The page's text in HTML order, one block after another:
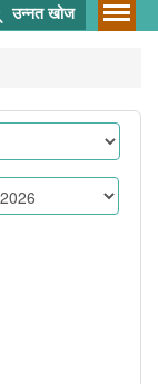
उन्नत खोज